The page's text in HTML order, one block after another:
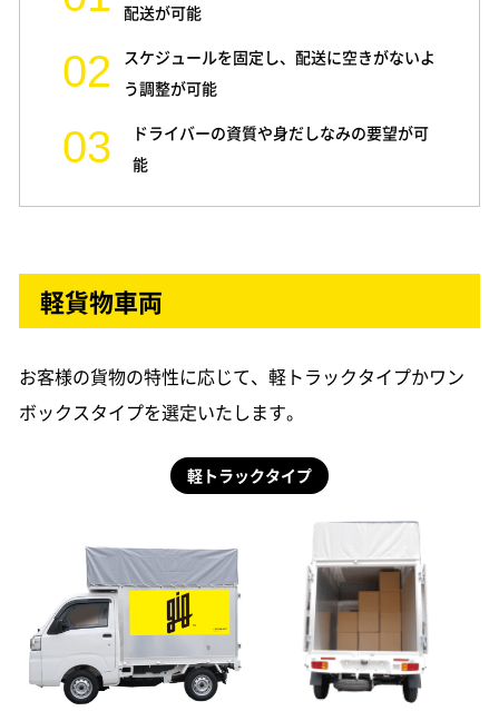
配送が可能
スケジュールを固定し、配送に空きがないよ
う調整が可能
ドライバーの資質や身だしなみの要望が可
能
軽貨物車両
お客様の貨物の特性に応じて、軽トラックタイプかワン
ボックスタイプを選定いたします。
軽トラックタイプ